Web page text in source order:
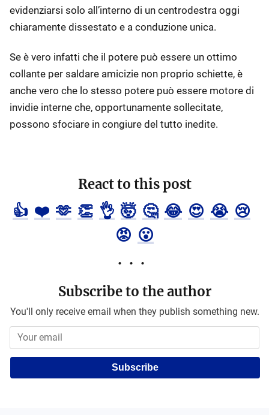
evidenziarsi solo all’interno di un centrodestra oggi
chiaramente dissestato e a conduzione unica.
Se è vero infatti che il potere può essere un ottimo
collante per saldare amicizie non proprio schiette, è
anche vero che lo stesso potere può essere motore di
invidie interne che, opportunamente sollecitate,
possono sfociare in congiure del tutto inedite.
React to this post
👍 ❤️ 🫶 👏 👌 🤯 🤔 😂 😍 😭 😢
😡 😮
Subscribe to the author
You'll only receive email when they publish something new.
Subscribe